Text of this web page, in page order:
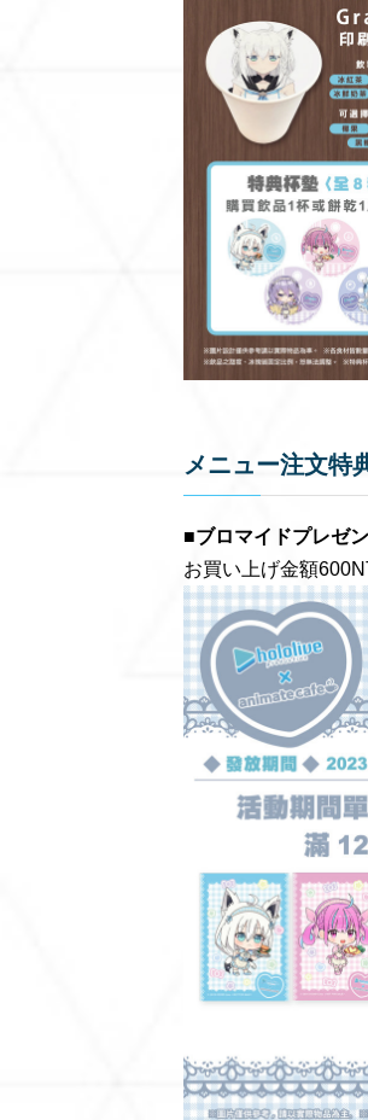
メニュー注文特
■ブロマイドプレゼ
お買い上げ金額